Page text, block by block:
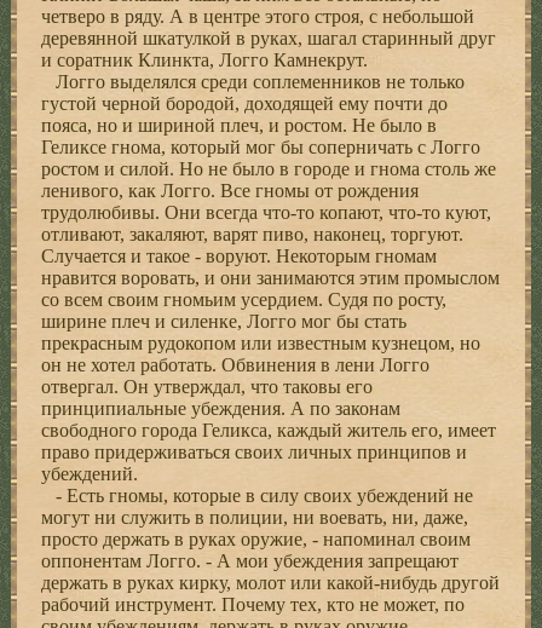
четверо в ряду. А в центре этого строя, с небольшой
деревянной шкатулкой в руках, шагал старинный друг
и соратник Клинкта, Логго Камнекрут.
Логго выделялся среди соплеменников не только
густой черной бородой, доходящей ему почти до
пояса, но и шириной плеч, и ростом. Не было в
Геликсе гнома, который мог бы соперничать с Логго
ростом и силой. Но не было в городе и гнома столь же
ленивого, как Логго. Все гномы от рождения
трудолюбивы. Они всегда что-то копают, что-то куют,
отливают, закаляют, варят пиво, наконец, торгуют.
Случается и такое - воруют. Некоторым гномам
нравится воровать, и они занимаются этим промыслом
со всем своим гномьим усердием. Судя по росту,
ширине плеч и силенке, Логго мог бы стать
прекрасным рудокопом или известным кузнецом, но
он не хотел работать. Обвинения в лени Логго
отвергал. Он утверждал, что таковы его
принципиальные убеждения. А по законам
свободного города Геликса, каждый житель его, имеет
право придерживаться своих личных принципов и
убеждений.
- Есть гномы, которые в силу своих убеждений не
могут ни служить в полиции, ни воевать, ни, даже,
просто держать в руках оружие, - напоминал своим
оппонентам Логго. - А мои убеждения запрещают
держать в руках кирку, молот или какой-нибудь другой
рабочий инструмент. Почему тех, кто не может, по